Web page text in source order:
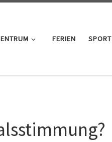
FERIEN SPORT